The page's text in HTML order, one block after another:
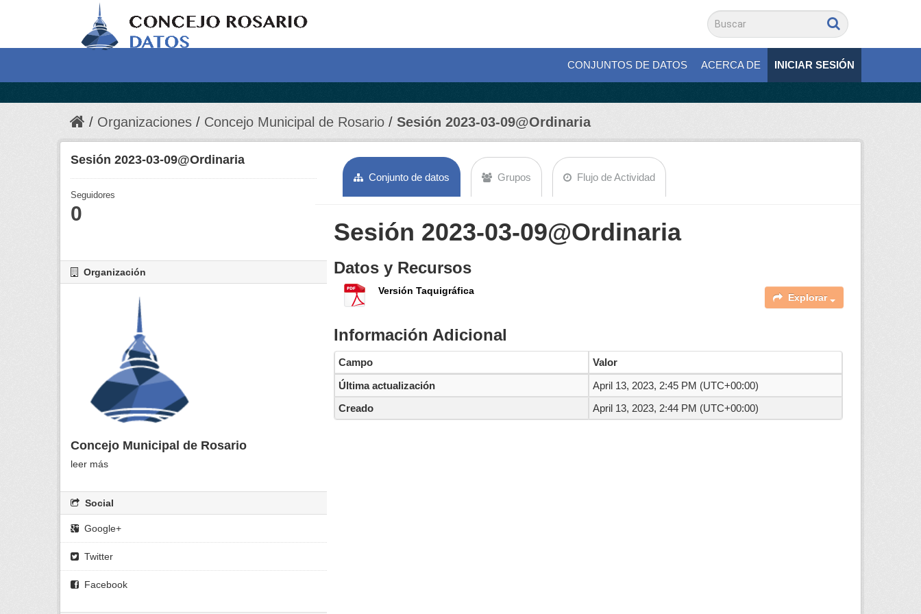
CONJUNTOS DE DATOS ACERCA DE INICIAR SESIÓN
Organizaciones Concejo Municipal de Rosario Sesión 2023-03-09@Ordinaria
Conjunto de datos Grupos Flujo de Actividad
Sesión 2023-03-09@Ordinaria
Datos y Recursos
Versión Taquigráfica
Explorar
Información Adicional
Campo
Valor
Última actualización
April 13, 2023, 2:45 PM (UTC+00:00)
Creado
April 13, 2023, 2:44 PM (UTC+00:00)
Sesión 2023-03-09@Ordinaria
Seguidores
0
Organización
Concejo Municipal de Rosario
leer más
Social
Google+
Twitter
Facebook